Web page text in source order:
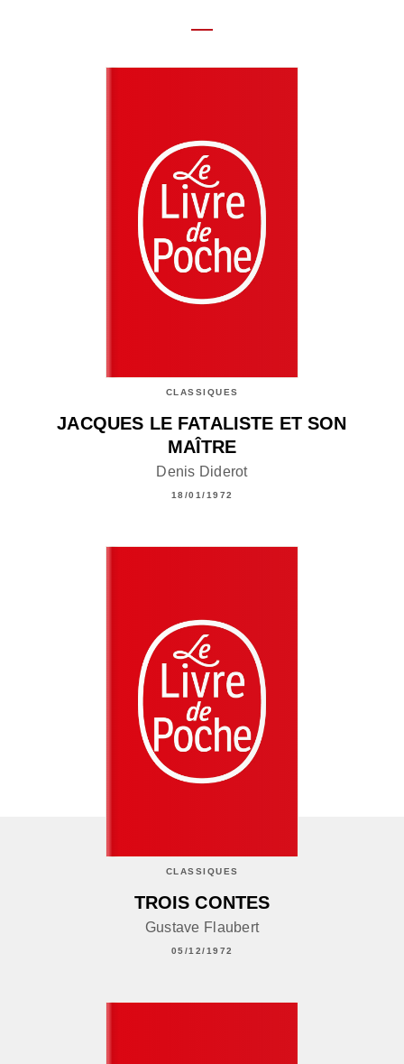
CLASSIQUES
JACQUES LE FATALISTE ET SON
MAÎTRE
Denis Diderot
18/01/1972
CLASSIQUES
TROIS CONTES
Gustave Flaubert
05/12/1972